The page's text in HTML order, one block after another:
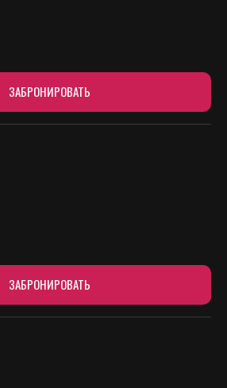
ЗАБРОНИРОВАТЬ
ЗАБРОНИРОВАТЬ